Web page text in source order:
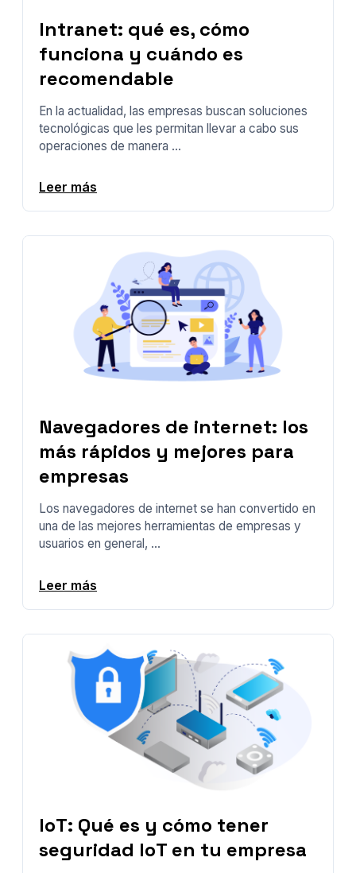
Intranet: qué es, cómo
funciona y cuándo es
recomendable
En la actualidad, las empresas buscan soluciones
tecnológicas que les permitan llevar a cabo sus
operaciones de manera ...
Leer más
Navegadores de internet: los
más rápidos y mejores para
empresas
Los navegadores de internet se han convertido en
una de las mejores herramientas de empresas y
usuarios en general, ...
Leer más
IoT: Qué es y cómo tener
seguridad IoT en tu empresa